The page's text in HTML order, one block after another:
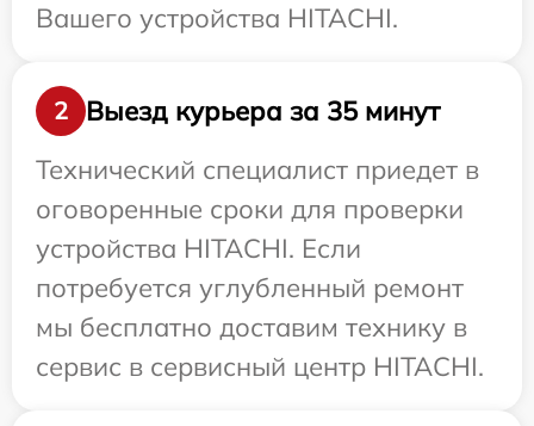
Вашего устройства HITACHI.
2
Выезд курьера за 35 минут
Технический специалист приедет в
оговоренные сроки для проверки
устройства HITACHI. Если
потребуется углубленный ремонт
мы бесплатно доставим технику в
сервис в сервисный центр HITACHI.